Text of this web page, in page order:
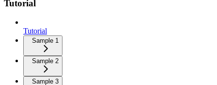
Tutorial
Tutorial
Sample 1
Sample 2
Sample 3